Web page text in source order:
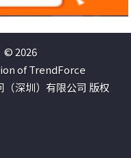
© 2026
of TrendForce
深圳）有限公司 版权